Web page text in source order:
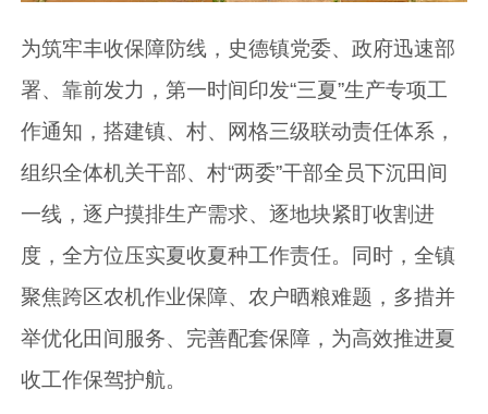
为筑牢丰收保障防线，史德镇党委、政府迅速部
署、靠前发力，第一时间印发“三夏”生产专项工
作通知，搭建镇、村、网格三级联动责任体系，
组织全体机关干部、村“两委”干部全员下沉田间
一线，逐户摸排生产需求、逐地块紧盯收割进
度，全方位压实夏收夏种工作责任。同时，全镇
聚焦跨区农机作业保障、农户晒粮难题，多措并
举优化田间服务、完善配套保障，为高效推进夏
收工作保驾护航。